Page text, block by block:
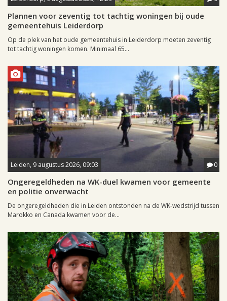
Plannen voor zeventig tot tachtig woningen bij oude
gemeentehuis Leiderdorp
Op de plek van het oude gemeentehuis in Leiderdorp moeten zeventig
tot tachtig woningen komen. Minimaal 65...
Leiden, 9 augustus 2026, 09:03 0
Ongeregeldheden na WK-duel kwamen voor gemeente
en politie onverwacht
De ongeregeldheden die in Leiden ontstonden na de WK-wedstrijd tussen
Marokko en Canada kwamen voor de...